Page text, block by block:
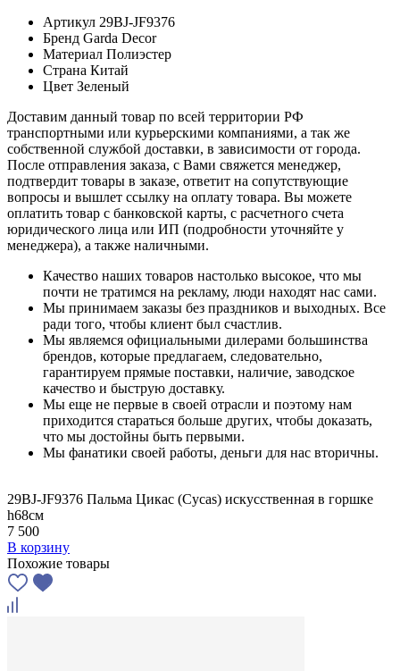
Артикул 29BJ-JF9376
Бренд Garda Decor
Материал Полиэстер
Страна Китай
Цвет Зеленый
Доставим данный товар по всей территории РФ
транспортными или курьерскими компаниями, а так же
собственной службой доставки, в зависимости от города.
После отправления заказа, с Вами свяжется менеджер,
подтвердит товары в заказе, ответит на сопутствующие
вопросы и вышлет ссылку на оплату товара. Вы можете
оплатить товар с банковской карты, с расчетного счета
юридического лица или ИП (подробности уточняйте у
менеджера), а также наличными.
Качество наших товаров настолько высокое, что мы
почти не тратимся на рекламу, люди находят нас сами.
Мы принимаем заказы без праздников и выходных. Все
ради того, чтобы клиент был счастлив.
Мы являемся официальными дилерами большинства
брендов, которые предлагаем, следовательно,
гарантируем прямые поставки, наличие, заводское
качество и быструю доставку.
Мы еще не первые в своей отрасли и поэтому нам
приходится стараться больше других, чтобы доказать,
что мы достойны быть первыми.
Мы фанатики своей работы, деньги для нас вторичны.
29BJ-JF9376 Пальма Цикас (Cycas) искусственная в горшке
h68см
7 500
В корзину
Похожие товары